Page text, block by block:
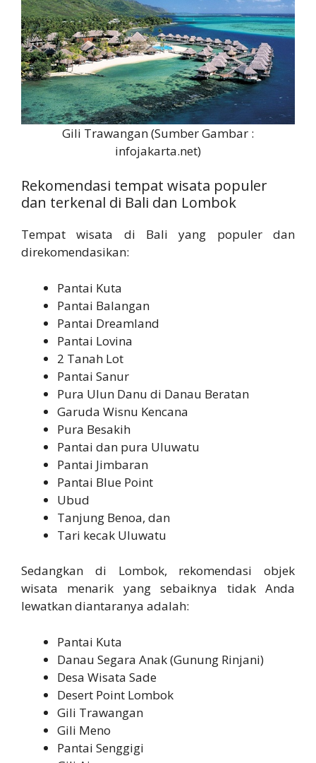
Gili Trawangan (Sumber Gambar :
infojakarta.net)
Rekomendasi tempat wisata populer
dan terkenal di Bali dan Lombok
Tempat wisata di Bali yang populer dan
direkomendasikan:
Pantai Kuta
Pantai Balangan
Pantai Dreamland
Pantai Lovina
2 Tanah Lot
Pantai Sanur
Pura Ulun Danu di Danau Beratan
Garuda Wisnu Kencana
Pura Besakih
Pantai dan pura Uluwatu
Pantai Jimbaran
Pantai Blue Point
Ubud
Tanjung Benoa, dan
Tari kecak Uluwatu
Sedangkan di Lombok, rekomendasi objek
wisata menarik yang sebaiknya tidak Anda
lewatkan diantaranya adalah:
Pantai Kuta
Danau Segara Anak (Gunung Rinjani)
Desa Wisata Sade
Desert Point Lombok
Gili Trawangan
Gili Meno
Pantai Senggigi